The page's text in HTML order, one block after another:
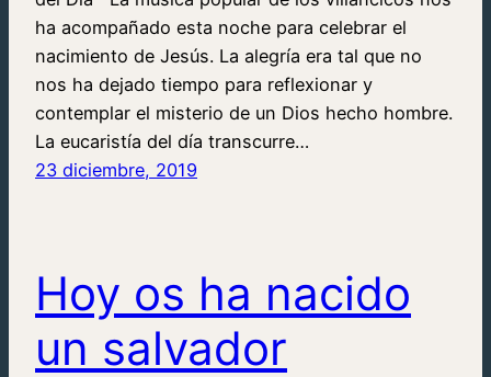
ha acompañado esta noche para celebrar el
nacimiento de Jesús. La alegría era tal que no
nos ha dejado tiempo para reflexionar y
contemplar el misterio de un Dios hecho hombre.
La eucaristía del día transcurre…
23 diciembre, 2019
Hoy os ha nacido
un salvador